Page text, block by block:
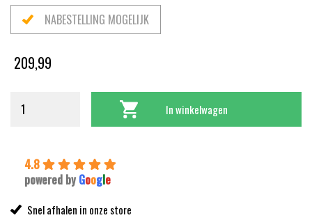
NABESTELLING MOGELIJK
209,99
In winkelwagen
4.8
powered by Google
Snel afhalen in onze store